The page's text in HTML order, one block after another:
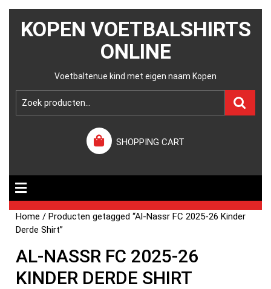
KOPEN VOETBALSHIRTS
ONLINE
Voetbaltenue kind met eigen naam Kopen
SHOPPING CART
Home / Producten getagged “Al-Nassr FC 2025-26 Kinder
Derde Shirt”
AL-NASSR FC 2025-26
KINDER DERDE SHIRT